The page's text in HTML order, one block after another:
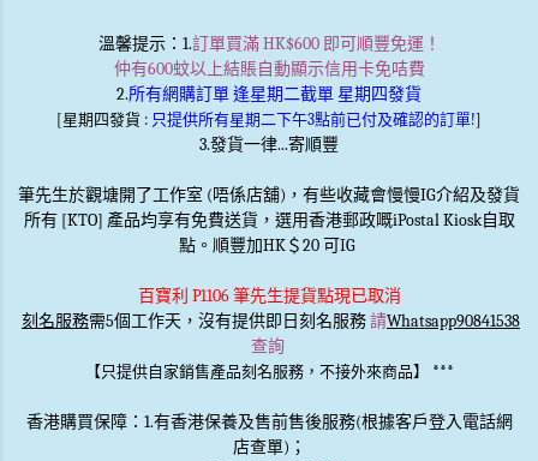
溫馨提示：1.訂單買滿 HK$600 即可順豐免運！
仲有600蚊以上結賬自動顯示信用卡免咭費
2.所有網購訂單 逢星期二截單 星期四發貨
[星期四發貨 : 只提供所有星期二下午3點前已付及確認的訂單!]
3.發貨一律...寄順豐
筆先生於觀塘開了工作室 (唔係店舖)，有些收藏會慢慢IG介紹及發貨
所有 [KTO] 產品均享有免費送貨，選用香港郵政嘅iPostal Kiosk自取
點。順豐加HK＄20 可IG
百寶利 P1106 筆先生提貨點現已取消
刻名服務需5個工作天，沒有提供即日刻名服務請Whatsapp90841538
查詢
【只提供自家銷售產品刻名服務，不接外來商品】 ***
香港購買保障：1.有香港保養及售前售後服務(根據客戶登入電話網
店查單)；